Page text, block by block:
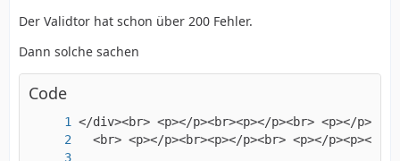
Der Validtor hat schon über 200 Fehler.
Dann solche sachen
Code